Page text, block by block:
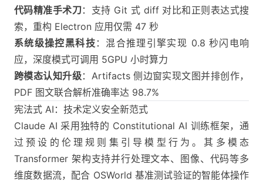
代码精准手术刀：支持 Git 式 diff 对比和正则表达式搜
索，重构 Electron 应用仅需 47 秒
系统级操控黑科技 ：混合推理引擎实现 0.8 秒闪电响
应，深度模式可调用 5GPU 小时算力
跨模态认知升级：Artifacts 侧边窗实现文图并排创作，
PDF 图文联合解析准确率达 98.7%
宪法式 AI：技术定义安全新范式
Claude AI 采用独特的 Constitutional AI 训练框架，通
过预设的伦理规则集引导模型行为。其多模态
Transformer 架构支持并行处理文本、图像、代码等多
维度数据流，配合 OSWorld 基准测试验证的智能体操作